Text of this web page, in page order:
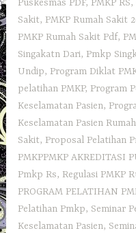
Puskesmas PDF, PMKP RS,
Sakit, PMKP Rumah Sakit
PMKP Rumah Sakit Pdf,
Singakatn Dari, Pmkp
Undip, Program Diklat
pelatihan PMKP, Program
Keselamatan Pasien,
Keselamatan Pasien
Sakit, Proposal Pelatihan
PMKPPMKP AKREDITASI
Pmkp Rs, Regulasi PMKP
PROGRAM PELATIHAN
Pelatihan Pmkp, Seminar
Keselamatan Pasien,